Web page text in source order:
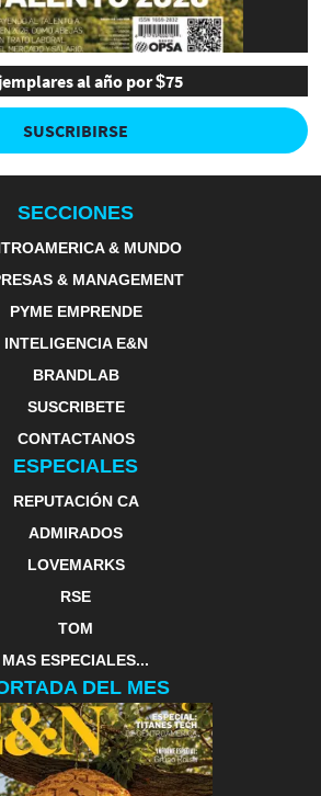
al año por $75
SUSCRIBIRSE
SECCIONES
& MUNDO
& MANAGEMENT
PYME EMPRENDE
INTELIGENCIA E&N
BRANDLAB
SUSCRIBETE
CONTACTANOS
ESPECIALES
REPUTACIÓN CA
ADMIRADOS
LOVEMARKS
RSE
TOM
MAS ESPECIALES...
DEL MES